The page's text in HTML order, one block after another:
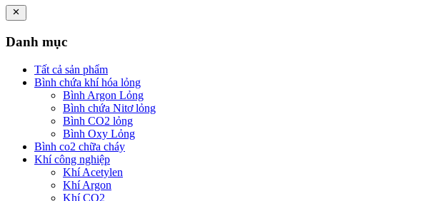
Danh mục
Tất cả sản phẩm
Bình chứa khí hóa lỏng
Bình Argon Lỏng
Bình chứa Nitơ lỏng
Bình CO2 lỏng
Bình Oxy Lỏng
Bình co2 chữa cháy
Khí công nghiệp
Khí Acetylen
Khí Argon
Khí CO2